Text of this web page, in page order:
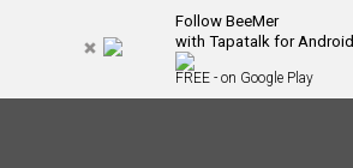
Follow BeeMer
with Tapatalk for Android
FREE - on Google Play